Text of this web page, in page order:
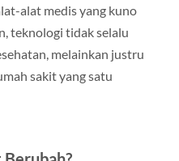
alat medis yang kuno
teknologi tidak selalu
melainkan justru
sakit yang satu